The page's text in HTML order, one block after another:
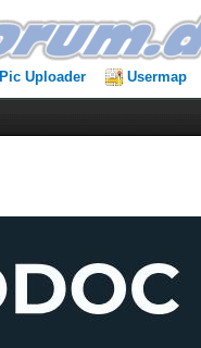
Pic Uploader Usermap